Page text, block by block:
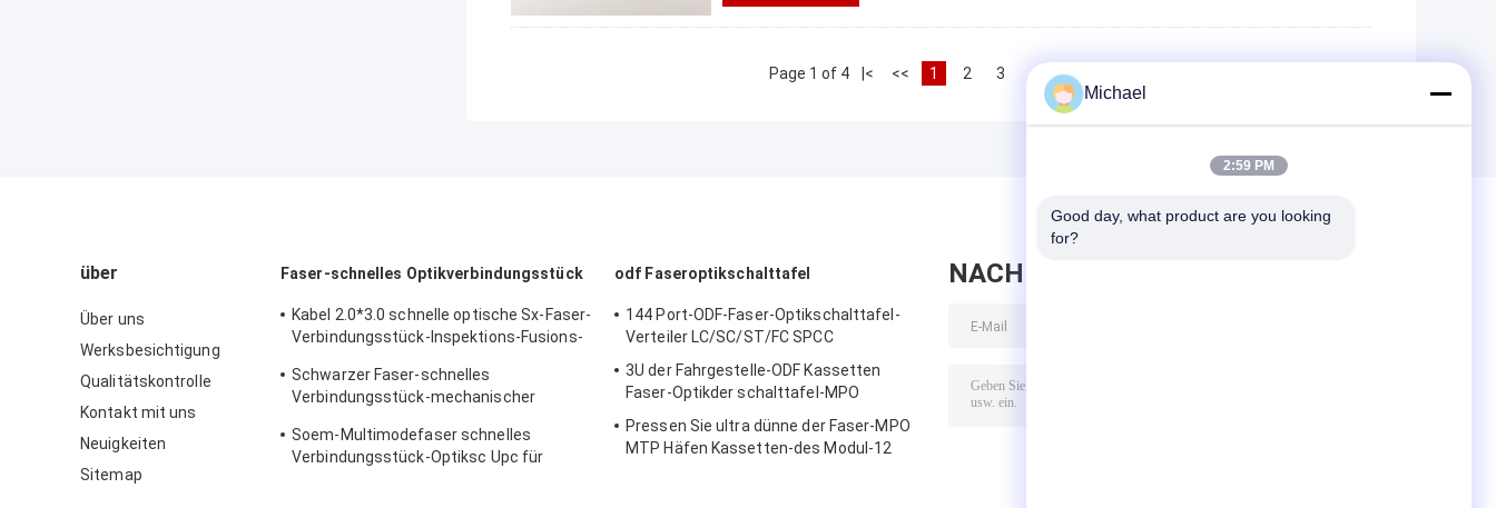
Page 1 of 4 |< << 1 2 3 4 >>
über
Über uns
Werksbesichtigung
Qualitätskontrolle
Kontakt mit uns
Neuigkeiten
Sitemap
Faser-schnelles Optikverbindungsstück
Kabel 2.0*3.0 schnelle optische Sx-Faser-
Verbindungsstück-Inspektions-Fusions-
Schwarzer Faser-schnelles
Verbindungsstück-mechanischer
Soem-Multimodefaser schnelles
Verbindungsstück-Optiksc Upc für
odf Faseroptikschalttafel
144 Port-ODF-Faser-Optikschalttafel-
Verteiler LC/SC/ST/FC SPCC
3U der Fahrgestelle-ODF Kassetten
Faser-Optikder schalttafel-MPO
Pressen Sie ultra dünne der Faser-MPO
MTP Häfen Kassetten-des Modul-12
NACHRICHT HINTERLASSEN
Michael
2:59 PM
Good day, what product are you looking
for?